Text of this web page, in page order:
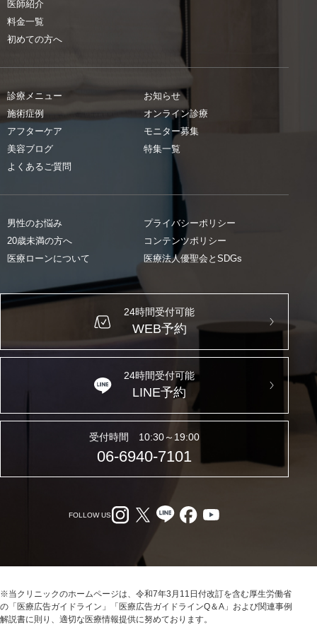
医師紹介
料金一覧
初めての方へ
診療メニュー
施術症例
アフターケア
美容ブログ
よくあるご質問
お知らせ
オンライン診療
モニター募集
特集一覧
男性のお悩み
20歳未満の方へ
医療ローンについて
プライバシーポリシー
コンテンツポリシー
医療法人優聖会とSDGs
24時間受付可能
WEB予約
24時間受付可能
LINE予約
受付時間 10:30～19:00
06-6940-7101
FOLLOW US
※当クリニックのホームページは、令和7年3月11日付改訂を含む厚生労働省
の「医療広告ガイドライン」「医療広告ガイドラインQ＆A」および関連事例
解説書に則り、適切な医療情報提供に努めております。